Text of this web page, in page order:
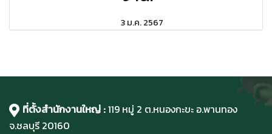
3 ม.ค. 2567
ที่ตั้งสำนักงานใหญ่ :119 หมู่ 2 ต.หนองกะขะ อ.พานทอง
จ.ชลบุรี 20160